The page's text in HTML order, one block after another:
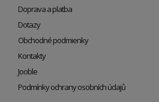
Doprava a platba
Dotazy
Obchodné podmienky
Kontakty
Jooble
Podmínky ochrany osobních údajů